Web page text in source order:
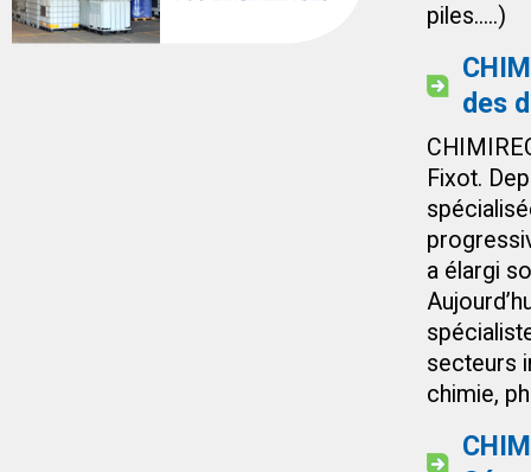
piles.....)
des
Fixot.
a élargi
secteurs
chimie,